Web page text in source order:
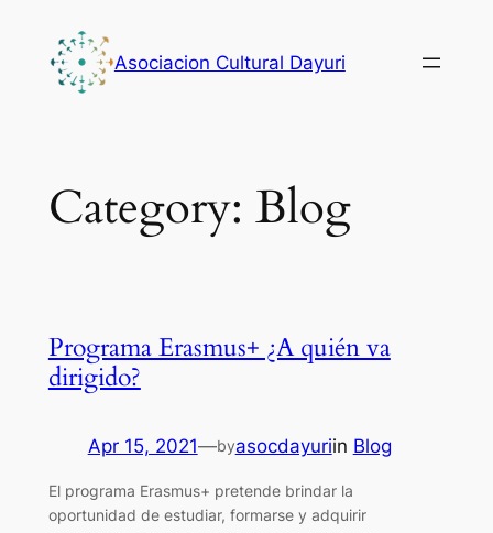
content
Asociacion Cultural Dayuri
Category: Blog
Programa Erasmus+ ¿A quién va
dirigido?
Apr 15, 2021—byasocdayuriin Blog
El programa Erasmus+ pretende brindar la
oportunidad de estudiar, formarse y adquirir